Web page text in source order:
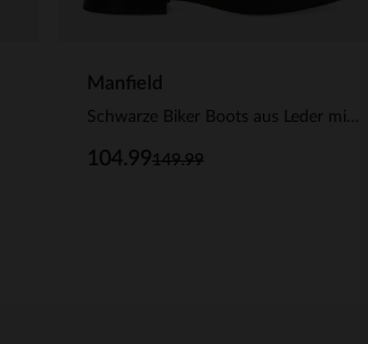
Manfield
Schwarze Biker Boots aus Leder mit Schnalle
149.99
104.99